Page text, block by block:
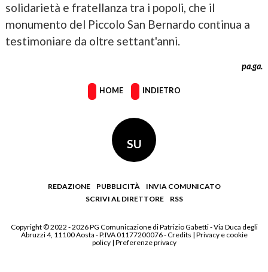
solidarietà e fratellanza tra i popoli, che il
monumento del Piccolo San Bernardo continua a
testimoniare da oltre settant'anni.
pa.ga.
HOME INDIETRO
SU
REDAZIONE PUBBLICITÀ
INVIA COMUNICATO
SCRIVI AL DIRETTORE
RSS
Copyright © 2022 - 2026 PG Comunicazione di Patrizio Gabetti - Via Duca degli
Abruzzi 4, 11100 Aosta - P.IVA 01177200076 -Credits | Privacy e cookie
policy| Preferenze privacy